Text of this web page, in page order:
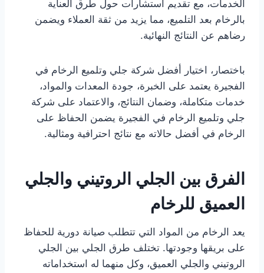
الخدمات، مع تقديم استشارات حول طرق العناية
بالرخام بعد التلميع، مما يزيد من ثقة العملاء ويضمن
رضاهم عن النتائج النهائية.
باختصار، اختيار أفضل شركة جلي وتلميع الرخام في
الفجيرة يعتمد على الخبرة، جودة المعدات والمواد،
خدمات متكاملة، وضمان النتائج، والاعتماد على شركة
جلي وتلميع الرخام في الفجيرة يضمن الحفاظ على
الرخام في أفضل حالاته مع نتائج احترافية ومثالية.
الفرق بين الجلي الروتيني والجلي
العميق للرخام
يعد الرخام من المواد التي تتطلب صيانة دورية للحفاظ
على بريقها وجودتها. تختلف طرق الجلي بين الجلي
الروتيني والجلي العميق، وكل منهما له استخداماته